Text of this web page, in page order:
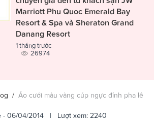
Marriott Phu Quoc Emerald Bay
Resort & Spa và Sheraton Grand
Danang Resort
1 tháng trước
26974
/ Áo cưới màu vàng cúp ngực đính pha lê
- 06/04/2014 | Lượt xem: 2240